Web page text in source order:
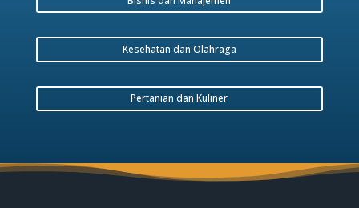
Kesehatan dan Olahraga
Pertanian dan Kuliner